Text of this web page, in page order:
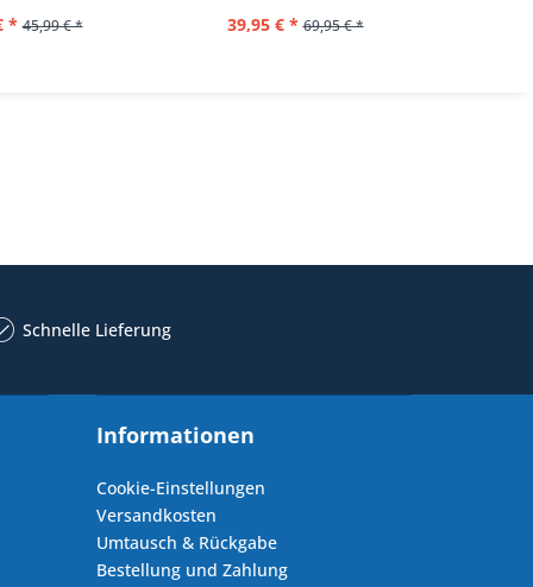
* 45,99 € * 39,95 € * 69,95 € *
Schnelle Lieferung
Informationen
Cookie-Einstellungen
Versandkosten
Umtausch & Rückgabe
Bestellung und Zahlung